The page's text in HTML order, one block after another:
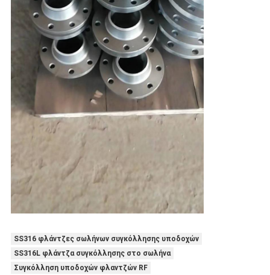
SS316 φλάντζες σωλήνων συγκόλλησης υποδοχών
SS316L φλάντζα συγκόλλησης στο σωλήνα
Συγκόλληση υποδοχών φλαντζών RF